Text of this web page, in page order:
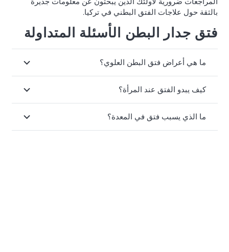
بالثقة حول علاجات الفتق البطني في تركيا.
فتق جدار البطن الأسئلة المتداولة
ما هي أعراض فتق البطن العلوي؟
كيف يبدو الفتق عند المرأة؟
ما الذي يسبب فتق في المعدة؟